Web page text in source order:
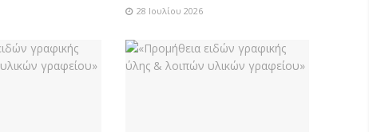
28 Ιουλίου 2026